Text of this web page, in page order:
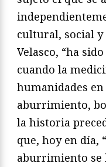
cultural, social y
Velasco, “ha
cuando la
humanidades
aburrimiento,
la historia
que, hoy en día,
aburrimiento se